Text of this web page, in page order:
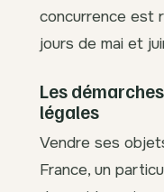
concurrence est
jours de mai et
Les
légales
Vendre ses
France, un